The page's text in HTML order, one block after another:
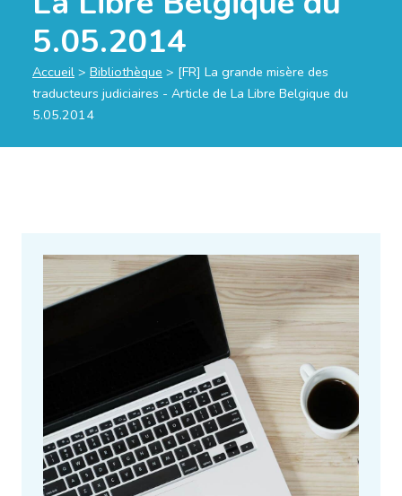
5.05.2014
Accueil > Bibliothèque > [FR] La grande misère des
traducteurs judiciaires - Article de La Libre Belgique du
5.05.2014